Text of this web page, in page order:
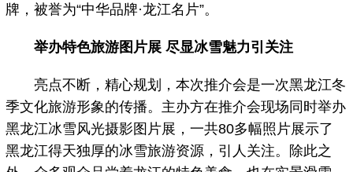
牌，被誉为“中华品牌·龙江名片”。
举办特色旅游图片展 尽显冰雪魅力引关注
亮点不断，精心规划，本次推介会是一次黑龙江冬
季文化旅游形象的传播。主办方在推介会现场同时举办
黑龙江冰雪风光摄影图片展，一共80多幅照片展示了
黑龙江得天独厚的冰雪旅游资源，引人关注。除此之